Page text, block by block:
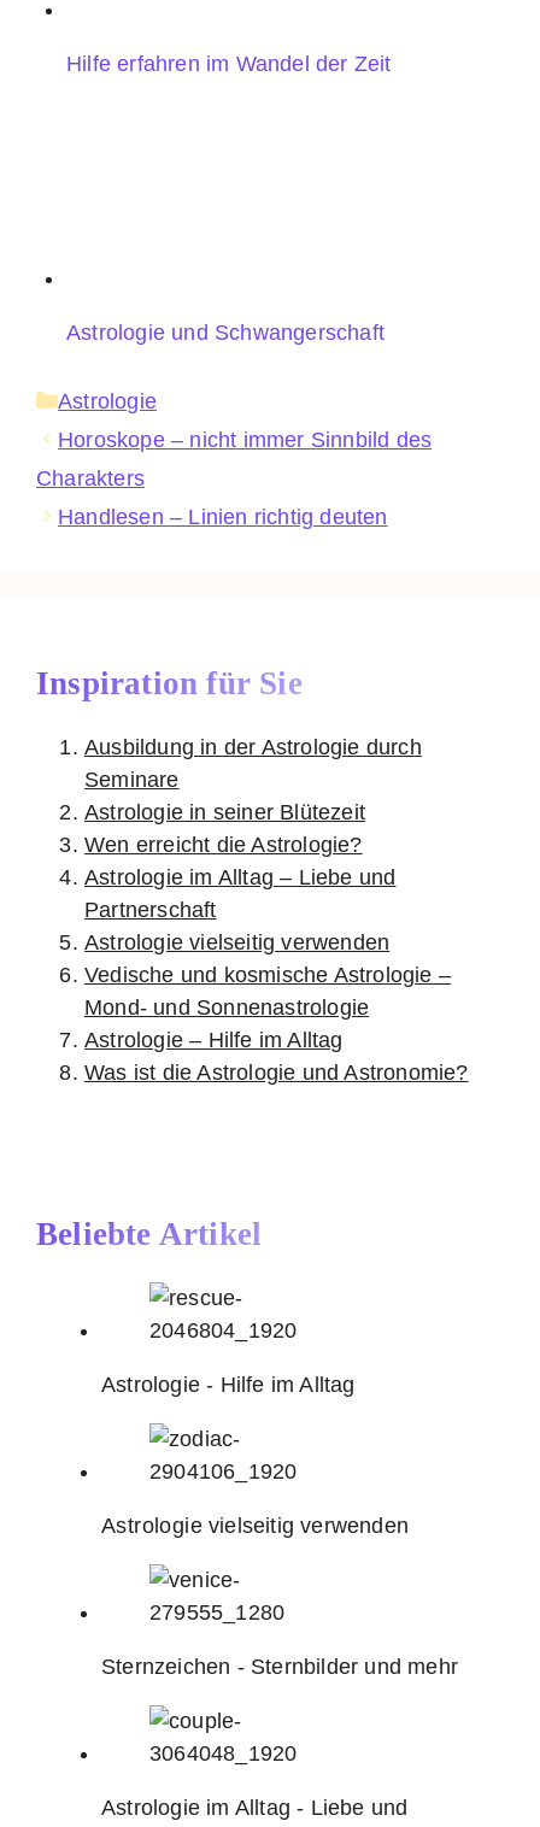
Hilfe erfahren im Wandel der Zeit
Astrologie und Schwangerschaft
Kategorien
Astrologie
Horoskope – nicht immer Sinnbild des
Charakters
Handlesen – Linien richtig deuten
Inspiration für Sie
Ausbildung in der Astrologie durch
Seminare
Astrologie in seiner Blütezeit
Wen erreicht die Astrologie?
Astrologie im Alltag – Liebe und
Partnerschaft
Astrologie vielseitig verwenden
Vedische und kosmische Astrologie –
Mond- und Sonnenastrologie
Astrologie – Hilfe im Alltag
Was ist die Astrologie und Astronomie?
Beliebte Artikel
Astrologie - Hilfe im Alltag
Astrologie vielseitig verwenden
Sternzeichen - Sternbilder und mehr
Astrologie im Alltag - Liebe und